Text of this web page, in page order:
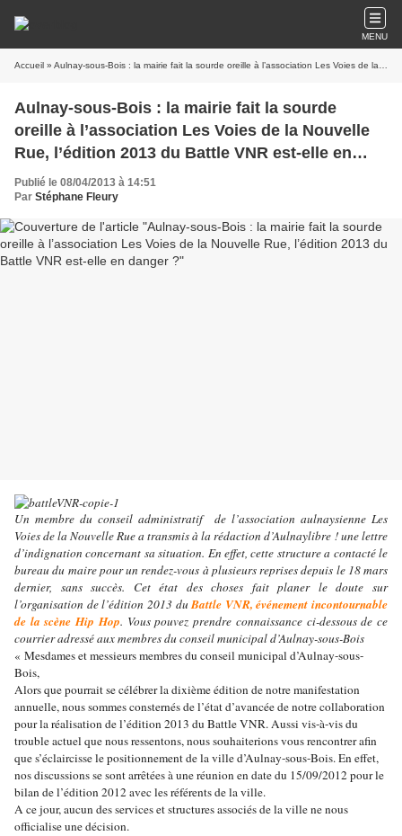
MENU
Accueil » Aulnay-sous-Bois : la mairie fait la sourde oreille à l’association Les Voies de la Nouvelle Rue, l’édition 2013 du Battle VNR est-elle en danger ?
Aulnay-sous-Bois : la mairie fait la sourde
oreille à l’association Les Voies de la Nouvelle
Rue, l’édition 2013 du Battle VNR est-elle en
danger ?
Publié le 08/04/2013 à 14:51
Par Stéphane Fleury
Un membre du conseil administratif de l’association aulnaysienne Les
Voies de la Nouvelle Rue a transmis à la rédaction d’Aulnaylibre ! une lettre
d’indignation concernant sa situation. En effet, cette structure a contacté le
bureau du maire pour un rendez-vous à plusieurs reprises depuis le 18 mars
dernier, sans succès. Cet état des choses fait planer le doute sur
l’organisation de l’édition 2013 duBattle VNR, événement incontournable
de la scène Hip Hop. Vous pouvez prendre connaissance ci-dessous de ce
courrier adressé aux membres du conseil municipal d’Aulnay-sous-Bois
« Mesdames et messieurs membres du conseil municipal d’Aulnay-sous-
Bois,
Alors que pourrait se célébrer la dixième édition de notre manifestation
annuelle, nous sommes consternés de l’état d’avancée de notre collaboration
pour la réalisation de l’édition 2013 du Battle VNR. Aussi vis-à-vis du
trouble actuel que nous ressentons, nous souhaiterions vous rencontrer afin
que s’éclaircisse le positionnement de la ville d’Aulnay-sous-Bois. En effet,
nos discussions se sont arrêtées à une réunion en date du 15/09/2012 pour le
bilan de l’édition 2012 avec les référents de la ville.
A ce jour, aucun des services et structures associés de la ville ne nous
officialise une décision.